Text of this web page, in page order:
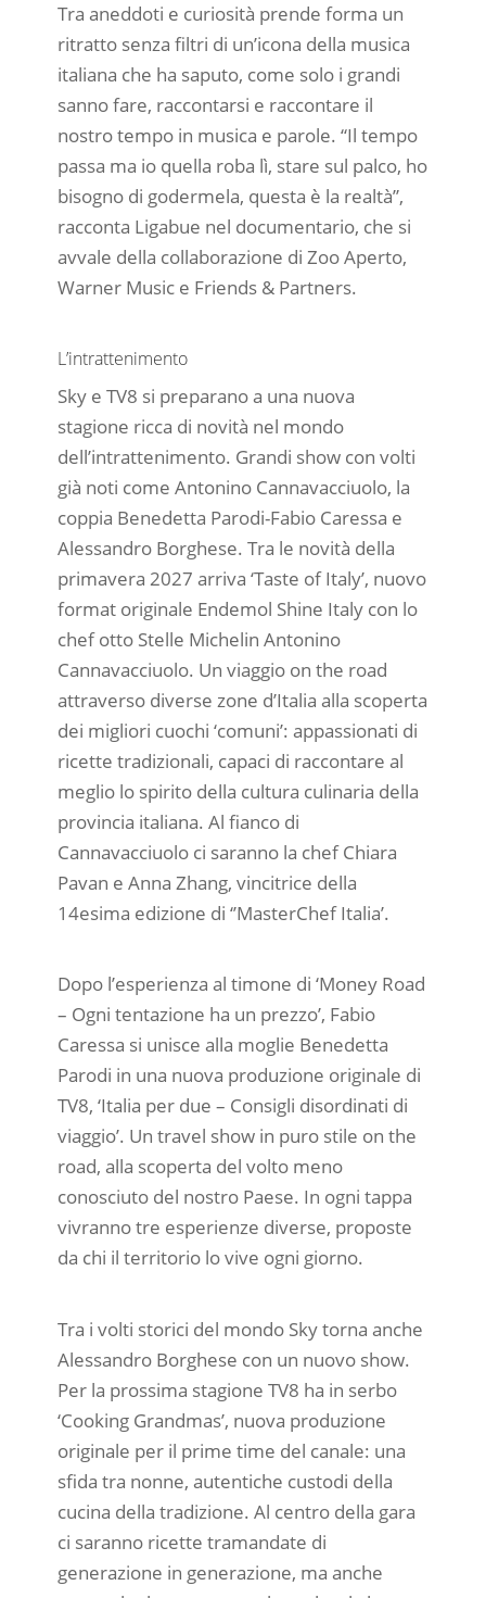
Tra aneddoti e curiosità prende forma un
ritratto senza filtri di un’icona della musica
italiana che ha saputo, come solo i grandi
sanno fare, raccontarsi e raccontare il
nostro tempo in musica e parole. “Il tempo
passa ma io quella roba lì, stare sul palco, ho
bisogno di godermela, questa è la realtà”,
racconta Ligabue nel documentario, che si
avvale della collaborazione di Zoo Aperto,
Warner Music e Friends & Partners.
L’intrattenimento
Sky e TV8 si preparano a una nuova
stagione ricca di novità nel mondo
dell’intrattenimento. Grandi show con volti
già noti come Antonino Cannavacciuolo, la
coppia Benedetta Parodi-Fabio Caressa e
Alessandro Borghese. Tra le novità della
primavera 2027 arriva ‘Taste of Italy’, nuovo
format originale Endemol Shine Italy con lo
chef otto Stelle Michelin Antonino
Cannavacciuolo. Un viaggio on the road
attraverso diverse zone d’Italia alla scoperta
dei migliori cuochi ‘comuni’: appassionati di
ricette tradizionali, capaci di raccontare al
meglio lo spirito della cultura culinaria della
provincia italiana. Al fianco di
Cannavacciuolo ci saranno la chef Chiara
Pavan e Anna Zhang, vincitrice della
14esima edizione di ‘’MasterChef Italia’.
Dopo l’esperienza al timone di ‘Money Road
– Ogni tentazione ha un prezzo’, Fabio
Caressa si unisce alla moglie Benedetta
Parodi in una nuova produzione originale di
TV8, ‘Italia per due – Consigli disordinati di
viaggio’. Un travel show in puro stile on the
road, alla scoperta del volto meno
conosciuto del nostro Paese. In ogni tappa
vivranno tre esperienze diverse, proposte
da chi il territorio lo vive ogni giorno.
Tra i volti storici del mondo Sky torna anche
Alessandro Borghese con un nuovo show.
Per la prossima stagione TV8 ha in serbo
‘Cooking Grandmas’, nuova produzione
originale per il prime time del canale: una
sfida tra nonne, autentiche custodi della
cucina della tradizione. Al centro della gara
ci saranno ricette tramandate di
generazione in generazione, ma anche